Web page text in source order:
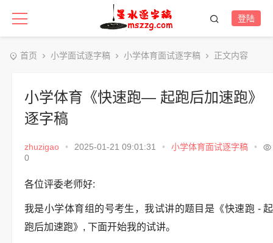
登陆
首页 小学面试逐字稿 小学体育面试逐字稿 正文内容
小学体育《快速跑— 起跑后加速跑》
逐字稿
zhuzigao • 2025-01-21 09:01:31 • 小学体育面试逐字稿
•
0
各位评委老师好:
我是小学体育组的号考生，我试讲的题目是《快速跑 - 起
跑后加速跑》, 下面开始我的试讲。